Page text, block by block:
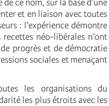
ce nom, sur la base d’une
et en liaison avec toutes
: l’expérience démontre
néo-libérales n’ont
progrès et de démocratie
sociales et menaçant
les organisations du
les plus étroits avec les